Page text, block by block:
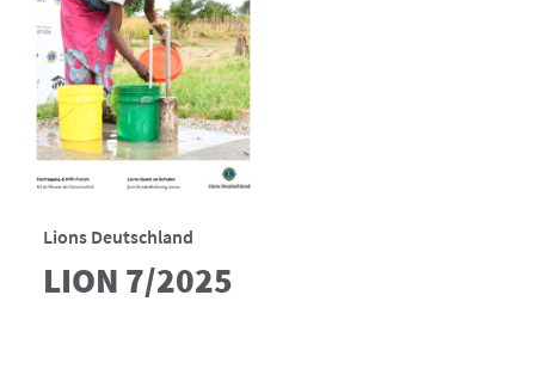
Lions Deutschland
LION 7/2025